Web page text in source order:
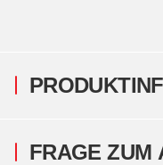
FRAGE ZUM